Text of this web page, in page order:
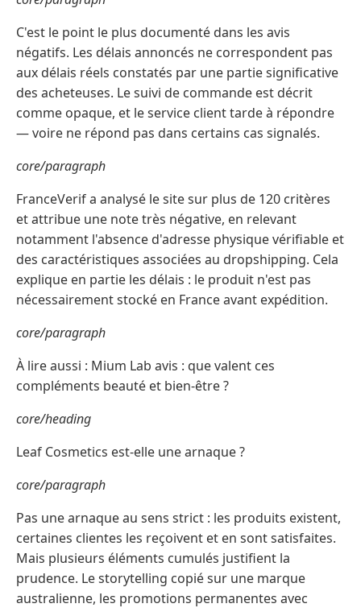
C'est le point le plus documenté dans les avis
négatifs. Les délais annoncés ne correspondent pas
aux délais réels constatés par une partie significative
des acheteuses. Le suivi de commande est décrit
comme opaque, et le service client tarde à répondre
— voire ne répond pas dans certains cas signalés.
core/paragraph
FranceVerif a analysé le site sur plus de 120 critères
et attribue une note très négative, en relevant
notamment l'absence d'adresse physique vérifiable et
des caractéristiques associées au dropshipping. Cela
explique en partie les délais : le produit n'est pas
nécessairement stocké en France avant expédition.
core/paragraph
À lire aussi : Mium Lab avis : que valent ces
compléments beauté et bien-être ?
core/heading
Leaf Cosmetics est-elle une arnaque ?
core/paragraph
Pas une arnaque au sens strict : les produits existent,
certaines clientes les reçoivent et en sont satisfaites.
Mais plusieurs éléments cumulés justifient la
prudence. Le storytelling copié sur une marque
australienne, les promotions permanentes avec